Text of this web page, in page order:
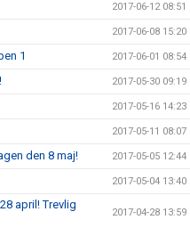
2017-06-12 08:51
2017-06-08 15:20
1 2017-06-01 08:54
2017-05-30 09:19
2017-05-16 14:23
2017-05-11 08:07
den 8 maj! 2017-05-05 12:44
2017-05-04 13:40
april! Trevlig
2017-04-28 13:59